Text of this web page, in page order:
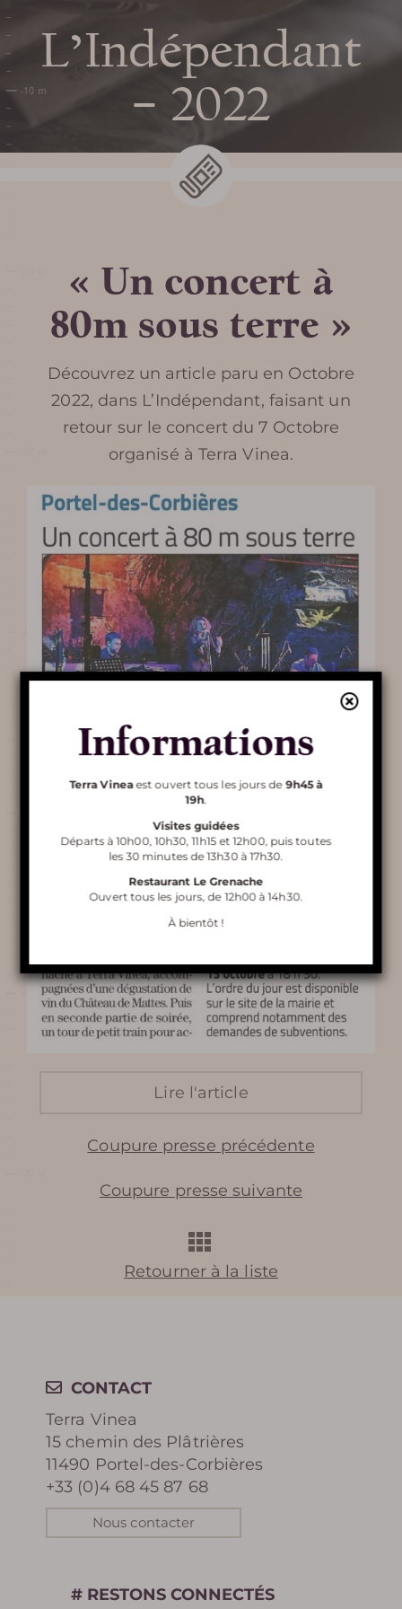
Préparer ma
HORAIRES DE TERRA VINEA
TARIFS ET BILLETTERIE EN
PLAN ET ACCÈS À TERRA
VINEA
SERVICES ET BOUTIQUE
FOIRE AUX QUESTIONS
AUTOUR DE TERRA VINEA
Découvrir
Terra Vinea
VISITE DE TERRA VINEA
RESTAURANT LE GRENACHE
ORGANISATION DE
SÉMINAIRE
plus
RÉCOMPENSES /
DISTINCTIONS
L’Indépendant
– 2022
« Un concert à
80m sous terre »
Découvrez un article paru en Octobre
2022, dans L’Indépendant, faisant un
retour sur le concert du 7 Octobre
organisé à Terra Vinea.
Lire l'article
Coupure presse précédente
Retourner à la liste
Coupure presse suivante
CONTACT
Terra Vinea
15 chemin des Plâtrières
11490 Portel-des-Corbières
+33 (0)4 68 45 87 68
Nous contacter
# RESTONS CONNECTÉS
Informations
Terra Vineaest ouvert tous les jours de9h45 à
19h.
Visites guidées
Départs à 10h00, 10h30, 11h15 et 12h00, puis toutes
les 30 minutes de 13h30 à 17h30.
Restaurant Le Grenache
Ouvert tous les jours, de 12h00 à 14h30.
À bientôt !